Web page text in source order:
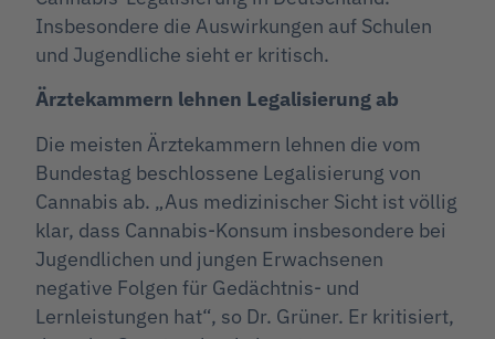
Insbesondere die Auswirkungen auf Schulen
und Jugendliche sieht er kritisch.
Ärztekammern lehnen Legalisierung ab
Die meisten Ärztekammern lehnen die vom
Bundestag beschlossene Legalisierung von
Cannabis ab. „Aus medizinischer Sicht ist völlig
klar, dass Cannabis-Konsum insbesondere bei
Jugendlichen und jungen Erwachsenen
negative Folgen für Gedächtnis- und
Lernleistungen hat“, so Dr. Grüner. Er kritisiert,